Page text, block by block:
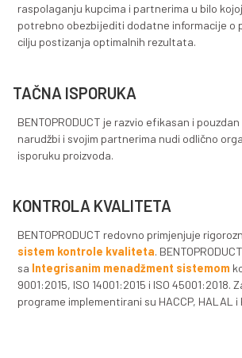
Naš stručni tim će Vas sa
karakteristike proizvoda kako
pomoć naših vrhunskih proizvoda
Claris-UF
Claris-p30 UF i p50 UF su
sokovima, koji su prilagođeni za
sistemima.
Claris-p30 UF i p50 UF se
bentonita sa naših vlastitih ležišta.
minerala montmorilonita (88-92%)